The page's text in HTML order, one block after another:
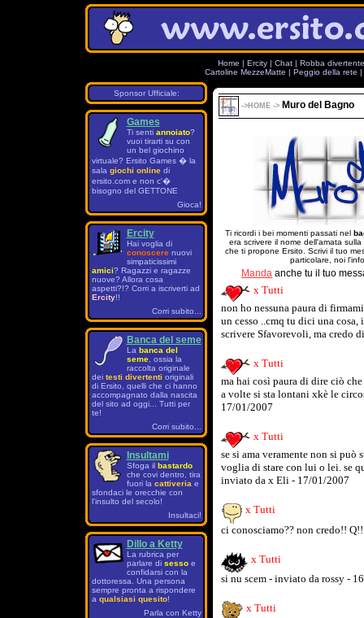
Home | Ercity | Chat | Robba
Cartoline MezzeMatte | Peggio della rete |
Sponsor Ufficiale:
Games
Ti senti annoiato?
vuoi tirarti su con
un bel giochino
virtuale? Ersito Games � la
sala giochi onlinedi
ersito.com e non c'�
bisogno del GETTONE
Gioca!
Ercity
Hai voglia di
conoscerenuovi
simpaticissimi
amici? Ragazzi e ragazze
nuove? Allora cosa
aspetti?!? Corri a iscriverti ad
Ercity!!
Corri subito...
Banca del seme
La banca del
seme, ossia la
raccolta originale
dei testi divertenti originali
di Ersito, quelli che ci hanno
accompagnato dalla nascita
del sito ad oggi... Tutti per
te!
Corri subito...
Insultami
Sfoga il bastardo
che covi dentro, tira
fuori la cattiveria e
sfondaci le orecchie con
l'insulto del secolo!
Insultaci!
Dillo a Ketty
La rubrica per
parlare di sessoe
confidarsi con la
dottoressa. Una persona
sempre pronta a rispondere
a qualsiasi quesito!
Parla con Ketty
-> HOME -> Muro del Bagno
Ti ricordi i bei momenti passati nel
era scrivere il nome dell'amata sulla
che ti propone Ersito. Scrivi il tuo
particolare, noi
Manda anche tu il tuo
x Tutti
non ho nessuna paura di
un cesso ..cmq tu dici una
scrivere Sfavorevoli, ma credo
x Tutti
ma hai così paura di dire ciò
a volte si sta lontani xkè le
17/01/2007
x Tutti
se si ama veramente non si
voglia di stare con lui o lei. se
inviato da x Eli - 17/01/2007
x Tutti
ci conosciamo?? non credo!!
x Tutti
si nu scem - inviato da rossy -
x Tutti